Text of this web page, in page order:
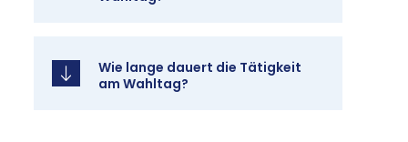
Wie lan­ge dau­ert die Tä­tig­keit
am Wahl­tag?